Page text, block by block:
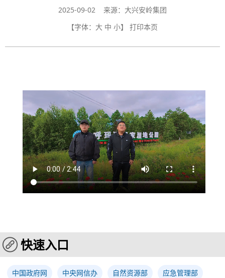
2025-09-02 来源：大兴安岭集团
【字体： 大 中 小】 打印本页
快速入口
中国政府网 中央网信办 自然资源部 应急管理部